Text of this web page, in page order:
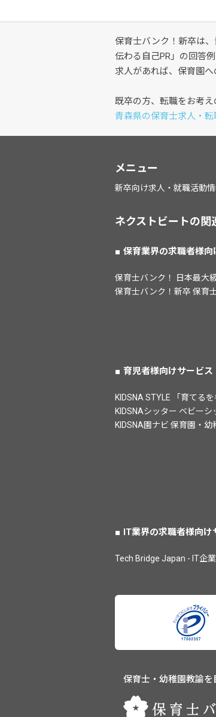
保育士バンク！新卒は
伝わる自己PR」の回答
求人があれば、保育園
既卒の方、転職をお考
青森県の保育士求人・転
メニュー
新卒向け求人・就職活動
ネクストビートの関
保育業界の求職者様向
保育士バンク！ 日本最大
保育士バンク！新卒 保育
育児者様向けサービス
KIDSNA STYLE 「育てる
KIDSNAシッター ベビーシ
KIDSNA園ナビ 保育園・幼
IT業界の求職者様向け
Tech Bridge Japan - IT企
保育士・幼稚園教諭